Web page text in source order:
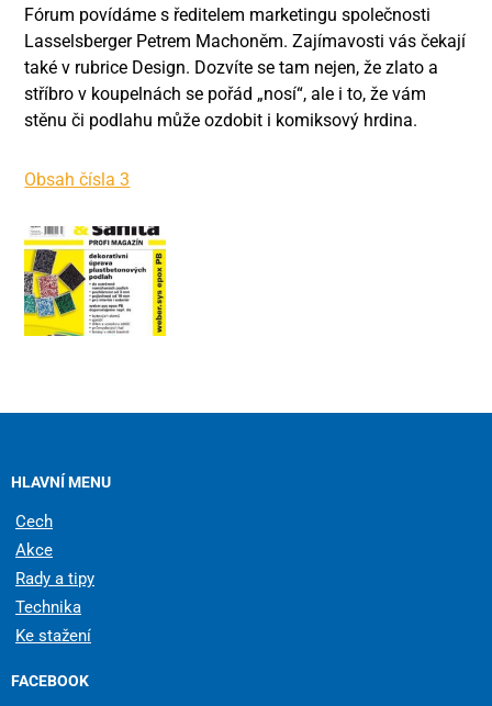
Fórum povídáme s ředitelem marketingu společnosti
Lasselsberger Petrem Machoněm. Zajímavosti vás čekají
také v rubrice Design. Dozvíte se tam nejen, že zlato a
stříbro v koupelnách se pořád „nosí“, ale i to, že vám
stěnu či podlahu může ozdobit i komiksový hrdina.
Obsah čísla 3
HLAVNÍ MENU
Cech
Akce
Rady a tipy
Technika
Ke stažení
FACEBOOK